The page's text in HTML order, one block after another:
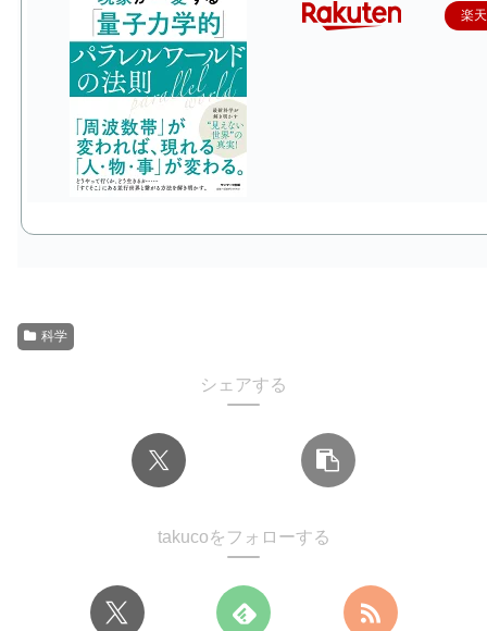
楽
科学
シェアする
takucoをフォローする